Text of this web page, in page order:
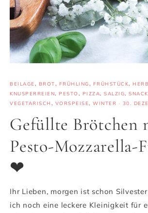
BEILAGE, BROT, FRÜHLING, FRÜHSTÜCK,
KNUSPERREIEN, PESTO , PIZZA, SALZIG, SNACK
VEGETARISCH , VORSPEISE, WINTER · 30.
Gefüllte Brötchen
Pesto-Mozzarella-
❤
Ihr Lieben, morgen ist schon
ich noch eine leckere Kleinigkeit für